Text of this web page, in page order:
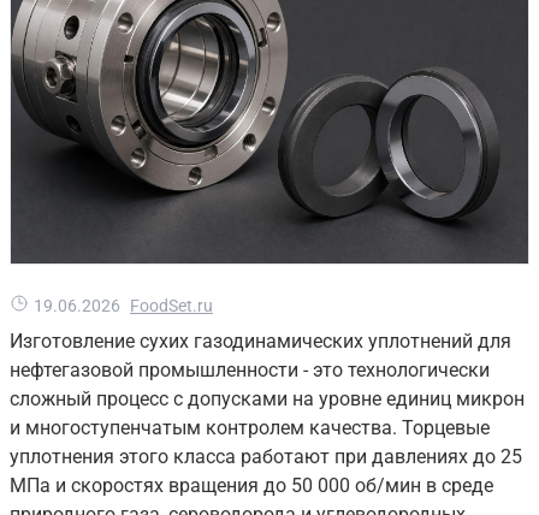
19.06.2026 FoodSet.ru
Изготовление сухих газодинамических уплотнений для
нефтегазовой промышленности - это технологически
сложный процесс с допусками на уровне единиц микрон
и многоступенчатым контролем качества. Торцевые
уплотнения этого класса работают при давлениях до 25
МПа и скоростях вращения до 50 000 об/мин в среде